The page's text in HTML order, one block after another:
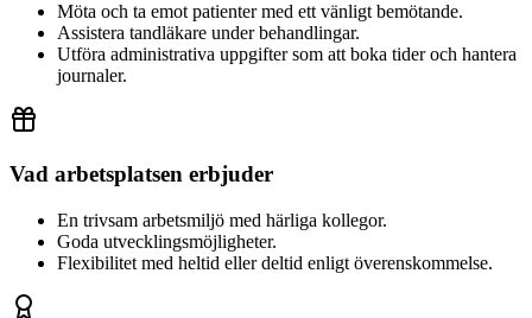
Möta och ta emot patienter med ett vänligt bemötande.
Assistera tandläkare under behandlingar.
Utföra administrativa uppgifter som att boka tider och hantera
journaler.
Vad arbetsplatsen erbjuder
En trivsam arbetsmiljö med härliga kollegor.
Goda utvecklingsmöjligheter.
Flexibilitet med heltid eller deltid enligt överenskommelse.